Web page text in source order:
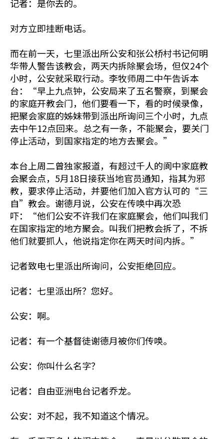
记者：是你去的。
对方立即挂断电话。
而在前一天，七里派出所公安和张公桥村书记何明
华带人警告该教会，两天内拆除聚会场，但仅24个
小时，公安就采取行动。李牧师周二中午告诉本
台：“早上九点钟，公安局来了五名警察，到聚会
的家庭开教会门，他们要看一下，看的时候录像，
把聚会家庭的姊妹带到派出所询问三个小时，九点
去中午12点回来。总之有一条，不能聚会，要关门
停止活动，到国家指定的地方去聚会。”
本台上周二曾独家报道，有超过千人的阆中家庭教
会聚会点，5月18日接获当地官员通知，指其为邪
教，要求停止活动，并要他们加入官方认可的“三
自”教会。谢德月说，公安在传唤中再次恐
吓：“他们公安不许我们在家庭聚会，他们叫我们
在国家指定的地方聚会。叫我们把教会拆了，不拆
他们就要抓人，他说指定你在两天时间内拆。”
记者致电七里派出所询问，公安拒绝回应。
记者：七里派出所？您好。
公安：啊。
记者：有一个基督徒谢德月被你们传唤。
公安：你叫什么名字？
记者：自由亚洲电台记者乔龙。
公安：对不起，我不知道这个情况。